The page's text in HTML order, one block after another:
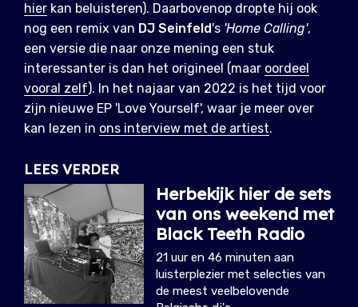
hier kan beluisteren). Daarbovenop dropte hij ook
nog een remix van DJ Seinfeld 's 'Home Calling',
een versie die naar onze mening een stuk
interessanter is dan het origineel (maar oordeel
vooral zelf). In het najaar van 2022 is het tijd voor
zijn nieuwe EP 'Love Yourself', waar je meer over
kan lezen in ons interview met de artiest.
LEES VERDER
Herbekijk hier de sets
van ons weekend met
Black Teeth Radio
21 uur en 46 minuten aan
luisterplezier met selecties van
de meest veelbelovende